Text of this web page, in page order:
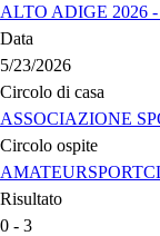
ALTO ADIGE 2026
Data
5/23/2026
Circolo di casa
ASSOCIAZIONE
Circolo ospite
Risultato
0 - 3